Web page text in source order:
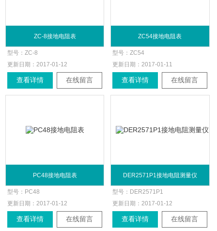
ZC-8接地电阻表
型号：ZC-8
更新日期：2017-01-12
查看详情 在线留言
ZC54接地电阻表
型号：ZC54
更新日期：2017-01-11
查看详情 在线留言
PC48接地电阻表
型号： PC48
更新日期：2017-01-12
查看详情 在线留言
DER2571P1接地电阻测量仪
型号： DER2571P1
更新日期：2017-01-12
查看详情 在线留言